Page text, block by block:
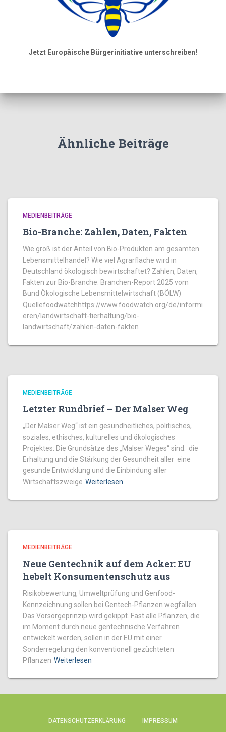
Jetzt Europäische Bürgerinitiative unterschreiben!
Ähnliche Beiträge
MEDIENBEITRÄGE
Bio-Branche: Zahlen, Daten, Fakten
Wie groß ist der Anteil von Bio-Produkten am gesamten
Lebensmittelhandel? Wie viel Agrarfläche wird in
Deutschland ökologisch bewirtschaftet? Zahlen, Daten,
Fakten zur Bio-Branche. Branchen-Report 2025 vom
Bund Ökologische Lebensmittelwirtschaft (BÖLW)
Quellefoodwatchhttps://www.foodwatch.org/de/informi
eren/landwirtschaft-tierhaltung/bio-
landwirtschaft/zahlen-daten-fakten
MEDIENBEITRÄGE
Letzter Rundbrief – Der Malser Weg
„Der Malser Weg“ ist ein gesundheitliches, politisches,
soziales, ethisches, kulturelles und ökologisches
Projektes: Die Grundsätze des „Malser Weges“ sind: die
Erhaltung und die Stärkung der Gesundheit aller eine
gesunde Entwicklung und die Einbindung aller
Wirtschaftszweige Weiterlesen
MEDIENBEITRÄGE
Neue Gentechnik auf dem Acker: EU
hebelt Konsumentenschutz aus
Risikobewertung, Umweltprüfung und Genfood-
Kennzeichnung sollen bei Gentech-Pflanzen wegfallen.
Das Vorsorgeprinzip wird gekippt. Fast alle Pflanzen, die
im Moment durch neue gentechnische Verfahren
entwickelt werden, sollen in der EU mit einer
Sonderregelung den konventionell gezüchteten
Pflanzen Weiterlesen
DATENSCHUTZERKLÄRUNG IMPRESSUM